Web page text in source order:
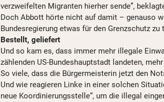
verzweifelten Migranten hierher sende”,
Doch Abbott hörte nicht auf damit – genauso
Bundesregierung etwas für den Grenzschutz zu
Bestellt, geliefert
Und so kam es, dass immer mehr illegale
zählenden US-Bundeshauptstadt landeten,
So viele, dass die Bürgermeisterin jetzt den
Und wie reagieren Linke in einer solchen
neue Koordinierungsstelle“, um die illegal